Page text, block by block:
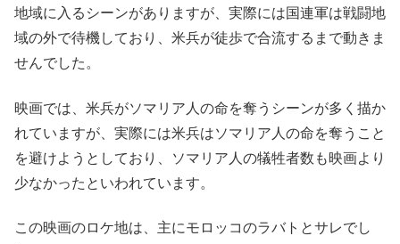
地域に入るシーンがありますが、実際には国連軍は戦闘地
域の外で待機しており、米兵が徒歩で合流するまで動きま
せんでした。
映画では、米兵がソマリア人の命を奪うシーンが多く描か
れていますが、実際には米兵はソマリア人の命を奪うこと
を避けようとしており、ソマリア人の犠牲者数も映画より
少なかったといわれています。
この映画のロケ地は、主にモロッコのラバトとサレでし